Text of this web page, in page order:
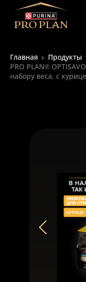
Главная
Продукты
PRO PLAN®
набору веса, с